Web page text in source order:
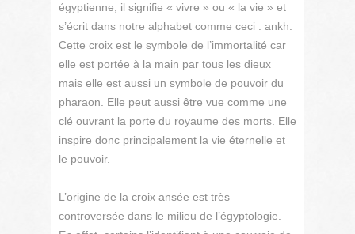
égyptienne, il signifie « vivre » ou « la vie » et
s’écrit dans notre alphabet comme ceci : ankh.
Cette croix est le symbole de l’immortalité car
elle est portée à la main par tous les dieux
mais elle est aussi un symbole de pouvoir du
pharaon. Elle peut aussi être vue comme une
clé ouvrant la porte du royaume des morts. Elle
inspire donc principalement la vie éternelle et
le pouvoir.
L’origine de la croix ansée est très
controversée dans le milieu de l’égyptologie.